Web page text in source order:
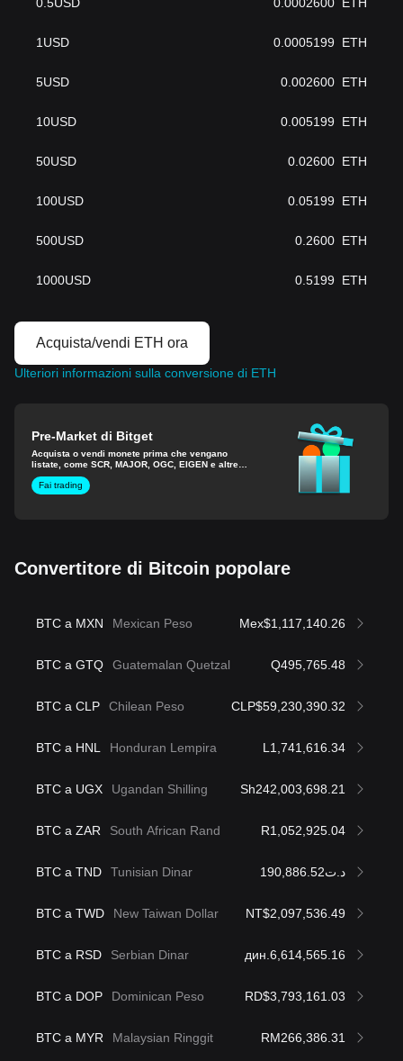
1 USD 0.0005199 ETH
5USD 0.002600 ETH
10USD 0.005199 ETH
50USD 0.02600 ETH
100USD 0.05199 ETH
500USD 0.2600 ETH
1000USD 0.5199 ETH
Acquista/vendi ETH ora
Ulteriori informazioni sulla conversione di ETH
Pre-Market di Bitget
Acquista o vendi monete prima che vengano
listate, come SCR, MAJOR, OGC, EIGEN e altre
ancora.
Fai trading
Convertitore di Bitcoin popolare
BTC a MXN Mexican Peso Mex$1,117,140.26
BTC a GTQ Guatemalan Quetzal Q495,765.48
BTC a CLP Chilean Peso CLP$59,230,390.32
BTC a HNL Honduran Lempira L1,741,616.34
BTC a UGX Ugandan Shilling Sh242,003,698.21
BTC a ZAR South African Rand R1,052,925.04
BTC a TND Tunisian Dinar د.ت190,886.52
BTC a TWD New Taiwan Dollar NT$2,097,536.49
BTC a RSD Serbian Dinar дин.6,614,565.16
BTC a DOP Dominican Peso RD$3,793,161.03
BTC a MYR Malaysian Ringgit RM266,386.31